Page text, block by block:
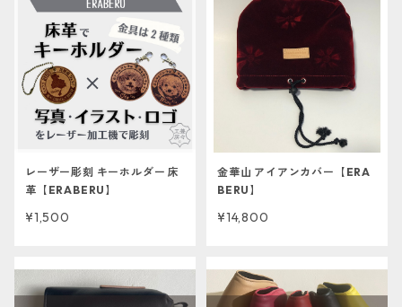
レーザー彫刻 キーホルダー 床
革【ERABERU】
¥1,500
金華山 アイアンカバー【ERA
BERU】
¥14,800